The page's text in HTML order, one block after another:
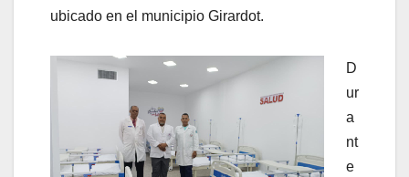
ubicado en el municipio Girardot.
D
ur
a
nt
e